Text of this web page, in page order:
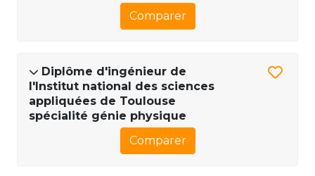
Comparer
Diplôme d'ingénieur de
l'Institut national des sciences
appliquées de Toulouse
spécialité génie physique
Comparer